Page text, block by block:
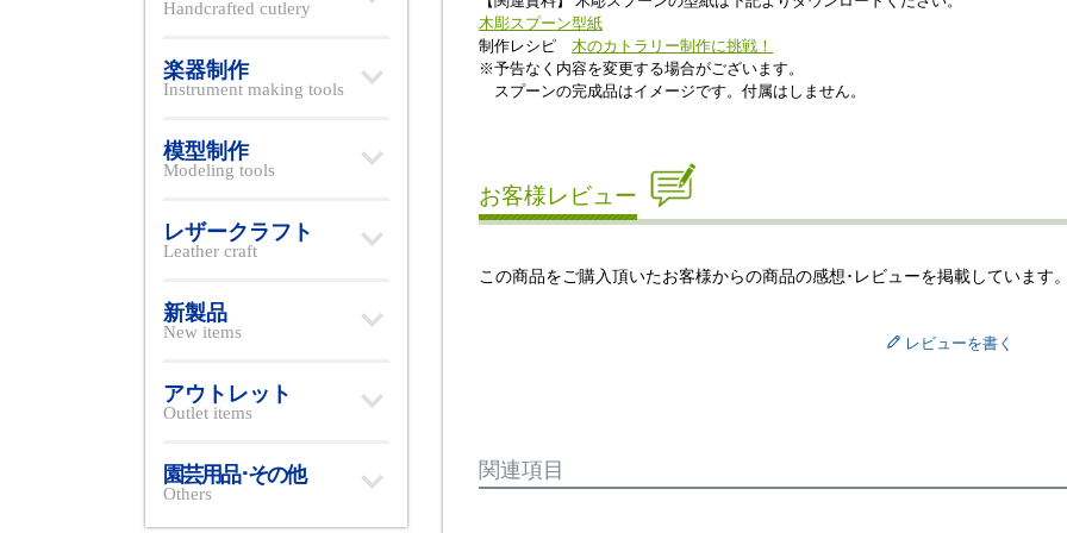
木彫スプーン型紙
制作レシピ 木のカトラリー制作に挑戦！
※予告なく内容を変更する場合がございます。
スプーンの完成品はイメージです。付属はしません。
お客様レビュー
この商品をご購入頂いたお客様からの商品の感想･レビューを掲載しています
レビューを書く
関連項目
Handcrafted cutlery
楽器制作
Instrument making tools
模型制作
Modeling tools
レザークラフト
Leather craft
新製品
New items
アウトレット
Outlet items
園芸用品･その他
Others